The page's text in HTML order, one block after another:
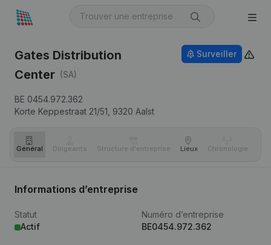
Gates Distribution
Center (SA)
BE 0454.972.362
Korte Keppestraat 21/51, 9320 Aalst
Surveiller
Général Dirigeants Structure d'entreprise Lieux Chronologie
Informations d’entreprise
Statut
Actif
Numéro d’entreprise
BE0454.972.362